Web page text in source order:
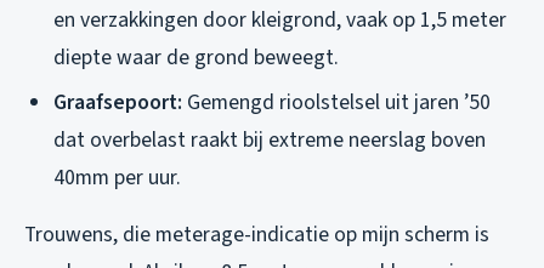
en verzakkingen door kleigrond, vaak op 1,5 meter
diepte waar de grond beweegt.
Graafsepoort: Gemengd rioolstelsel uit jaren ’50
dat overbelast raakt bij extreme neerslag boven
40mm per uur.
Trouwens, die meterage-indicatie op mijn scherm is